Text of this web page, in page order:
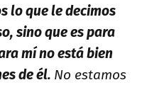
lo que le decimos
sino que es para
mí no está bien
de él. No estamos